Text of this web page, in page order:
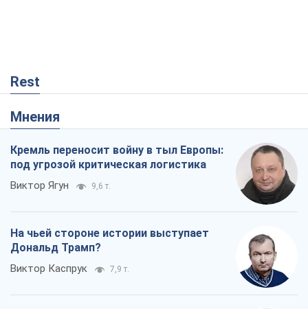
Rest
Мнения
Кремль переносит войну в тыл Европы:
под угрозой критическая логистика
Виктор Ягун 9,6 т.
На чьей стороне истории выступает
Дональд Трамп?
Виктор Каспрук 7,9 т.